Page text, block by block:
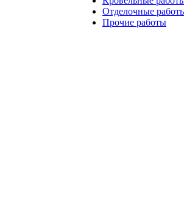
Отделочные
Прочие работы